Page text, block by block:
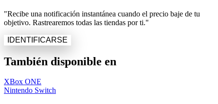
"Recibe una notificación instantánea cuando el precio baje de tu
objetivo. Rastrearemos todas las tiendas por ti."
IDENTIFICARSE
También disponible en
XBox ONE
Nintendo Switch